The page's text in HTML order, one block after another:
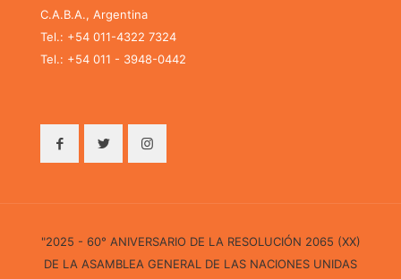
C.A.B.A., Argentina
Tel.: +54 011-4322 7324
Tel.: +54 011 - 3948-0442
"2025 - 60° ANIVERSARIO DE LA RESOLUCIÓN 2065 (XX)
DE LA ASAMBLEA GENERAL DE LAS NACIONES UNIDAS